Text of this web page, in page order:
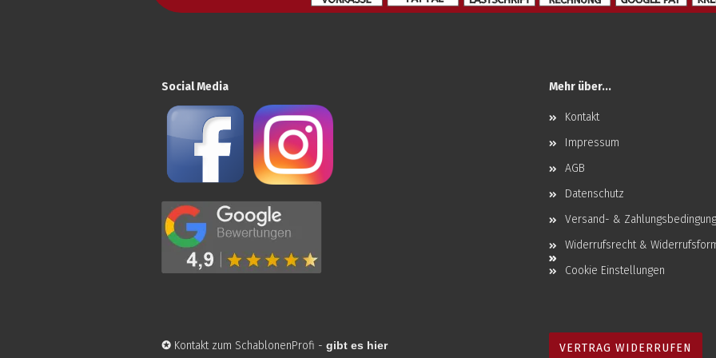
Social Media Mehr über...
Kontakt
Impressum
AGB
Datenschutz
Versand- &
Widerrufsrecht &
Cookie Einstellungen
✪ Kontakt zum SchablonenProfi - gibt es hier VERTRAG WIDERRUFEN